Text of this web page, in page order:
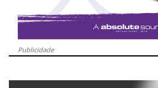
Publicidade